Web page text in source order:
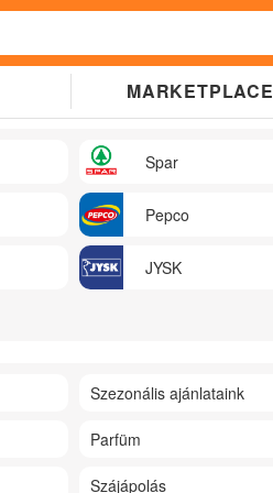
MARKETPLACE
Spar
Pepco
JYSK
Szezonális ajánlataink
Parfüm
Szájápolás